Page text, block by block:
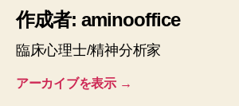
作成者: aminooffice
臨床心理士/精神分析家
アーカイブを表示 →